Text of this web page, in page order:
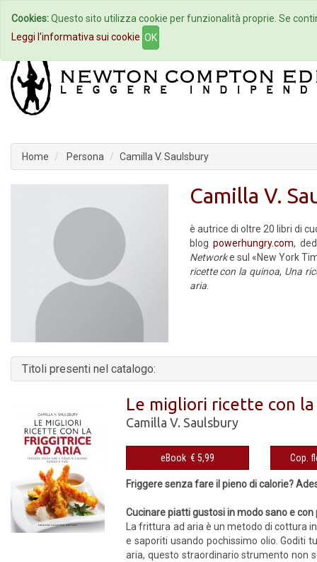
Home Autori Eventi
Home Persona Camilla V. Saulsbury
Camilla V.
è autrice di oltre 20 libri di
blog powerhungry.com,
Networke sul «New York
ricette con la quinoa, Una
aria.
Titoli presenti nel catalogo:
Le migliori ricette con
Camilla V. Saulsbury
eBook € 5,99
Friggere senza fare il pieno di calorie?
Cucinare piatti gustosi in modo sano e con
La frittura ad aria è un metodo di cottura
e saporiti usando pochissimo olio. Goditi
aria, questo straordinario strumento non
Cookies:Questo sito utilizza cookie per funzionalità proprie. Se
Leggi l'informativa sui cookie OK